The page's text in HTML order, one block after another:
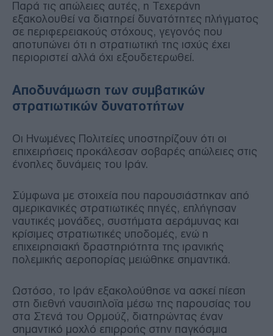
Παρά τις απώλειες αυτές, η Τεχεράνη
εξακολουθεί να διατηρεί δυνατότητες πλήγματος
σε περιφερειακούς στόχους, γεγονός που
αποτυπώνει ότι η στρατιωτική της ισχύς έχει
περιοριστεί αλλά όχι εξουδετερωθεί.
Αποδυνάμωση των συμβατικών
στρατιωτικών δυνατοτήτων
Οι Ηνωμένες Πολιτείες υποστηρίζουν ότι οι
επιχειρήσεις προκάλεσαν σοβαρές απώλειες στις
ένοπλες δυνάμεις του Ιράν.
Σύμφωνα με στοιχεία που παρουσιάστηκαν από
αμερικανικές στρατιωτικές πηγές, επλήγησαν
ναυτικές μονάδες, συστήματα αεράμυνας και
κρίσιμες στρατιωτικές υποδομές, ενώ η
επιχειρησιακή δραστηριότητα της ιρανικής
πολεμικής αεροπορίας μειώθηκε σημαντικά.
Ωστόσο, το Ιράν εξακολούθησε να ασκεί πίεση
στη διεθνή ναυσιπλοΐα μέσω της παρουσίας του
στα Στενά του Ορμούζ, διατηρώντας έναν
σημαντικό μοχλό επιρροής στην παγκόσμια